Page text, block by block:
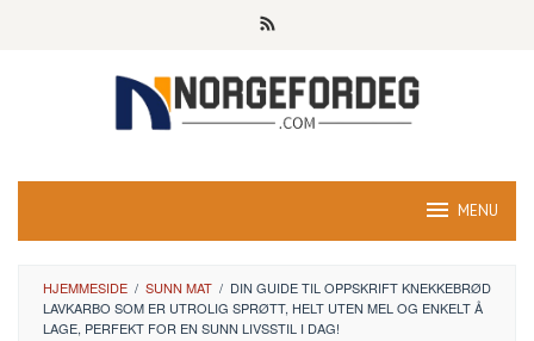
MENU
HJEMMESIDE / SUNN MAT / DIN GUIDE TIL OPPSKRIFT KNEKKEBRØD
LAVKARBO SOM ER UTROLIG SPRØTT, HELT UTEN MEL OG ENKELT Å
LAGE, PERFEKT FOR EN SUNN LIVSSTIL I DAG!